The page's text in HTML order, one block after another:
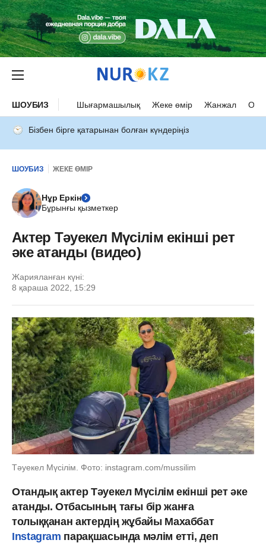
ШОУБИЗ Шығармашылық Жеке өмір Жанжал
Бізбен бірге қатарынан болған күндеріңіз
ШОУБИЗ ЖЕКЕ ӨМІР
Нұр Еркін
Бұрынғы қызметкер
Актер Тәуекел Мүсілім екінші рет
әке атанды (видео)
Жарияланған күні:
8 қараша 2022, 15:29
Тәуекел Мүсілім. Фото: instagram.com/mussilim
Отандық актер Тәуекел Мүсілім екінші рет әке
атанды. Отбасының тағы бір жанға
толыққанан актердің жұбайы Махаббат
Instagram парақшасында мәлім етті, деп